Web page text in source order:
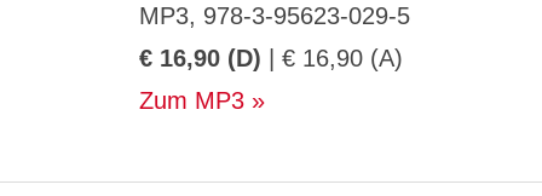
MP3, 978-3-95623-029-5
€ 16,90 (D) | € 16,90 (A)
Zum MP3